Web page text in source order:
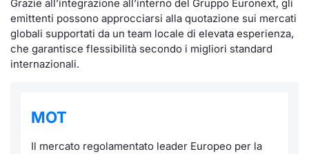
Grazie all’integrazione all’interno del Gruppo Euronext, gli
emittenti possono approcciarsi alla quotazione sui mercati
globali supportati da un team locale di elevata esperienza,
che garantisce flessibilità secondo i migliori standard
internazionali.
MOT
Il mercato regolamentato leader Europeo per la
Listed
Per
BTP
KID/PRIIPs
Listing Sponsor Euronext Access
Milan
Notizie
Notizie e Formazione
Chi siamo
Servizi
Dati di